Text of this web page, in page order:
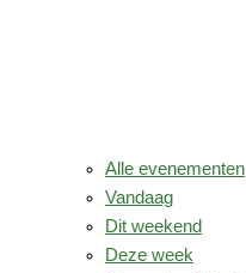
Alle evenementen
Vandaag
Dit weekend
Deze week